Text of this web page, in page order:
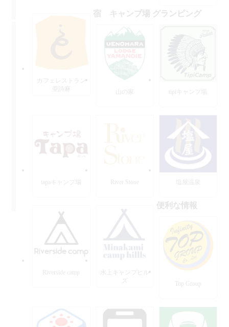
カフェレストラン
亜詩麻
宿 キャンプ場 グランピング
山の家 tipiキャンプ場
tapaキャンプ場 River Stone 塩屋温泉
Riverside camp
水上キャンプヒル
便利な情報
Top Group